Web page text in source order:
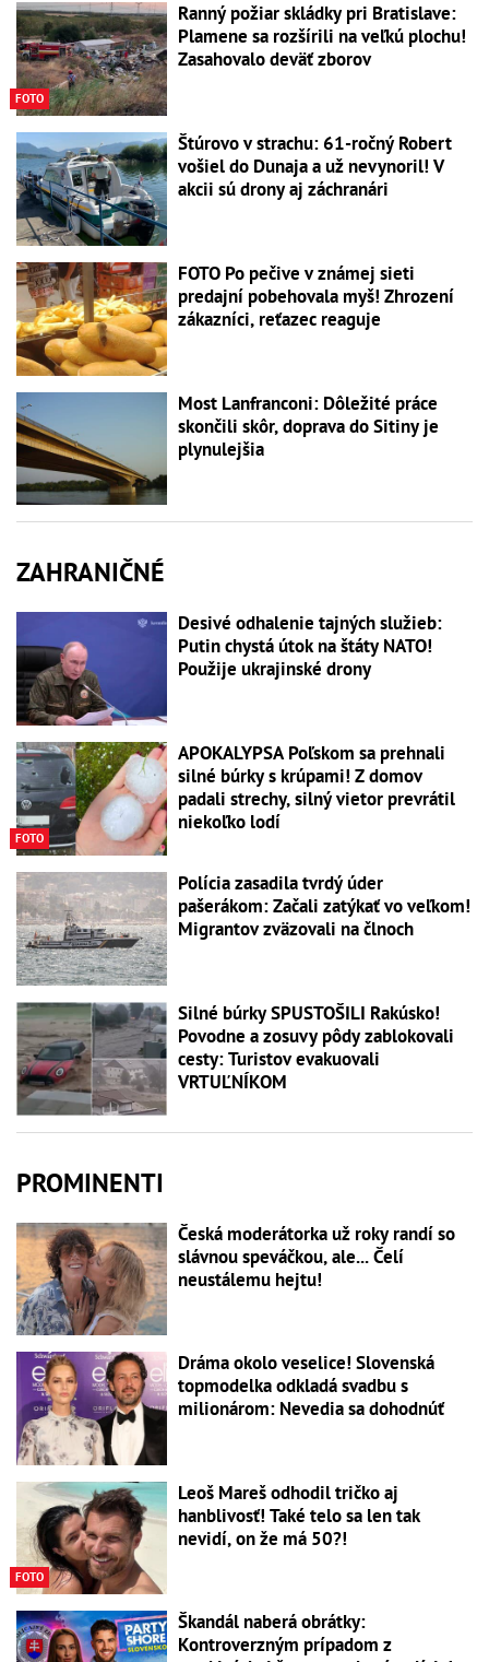
FOTO
Ranný požiar skládky pri Bratislave:
Plamene sa rozšírili na veľkú plochu!
Zasahovalo deväť zborov
Štúrovo v strachu: 61-ročný Robert
vošiel do Dunaja a už nevynoril! V
akcii sú drony aj záchranári
FOTO Po pečive v známej sieti
predajní pobehovala myš! Zhrození
zákazníci, reťazec reaguje
Most Lanfranconi: Dôležité práce
skončili skôr, doprava do Sitiny je
plynulejšia
ZAHRANIČNÉ
Desivé odhalenie tajných služieb:
Putin chystá útok na štáty NATO!
Použije ukrajinské drony
FOTO
APOKALYPSA Poľskom sa prehnali
silné búrky s krúpami! Z domov
padali strechy, silný vietor prevrátil
niekoľko lodí
Polícia zasadila tvrdý úder
pašerákom: Začali zatýkať vo veľkom!
Migrantov zväzovali na člnoch
Silné búrky SPUSTOŠILI Rakúsko!
Povodne a zosuvy pôdy zablokovali
cesty: Turistov evakuovali
VRTUĽNÍKOM
PROMINENTI
Česká moderátorka už roky randí so
slávnou speváčkou, ale... Čelí
neustálemu hejtu!
Dráma okolo veselice! Slovenská
topmodelka odkladá svadbu s
milionárom: Nevedia sa dohodnúť
FOTO
Leoš Mareš odhodil tričko aj
hanblivosť! Také telo sa len tak
nevidí, on že má 50?!
Škandál naberá obrátky:
Kontroverzným prípadom z